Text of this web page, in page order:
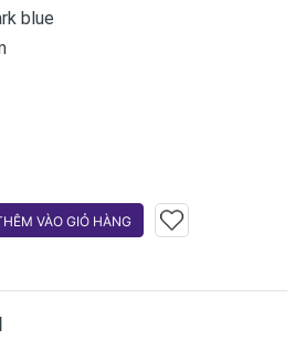
blue
VÀO GIỎ HÀNG